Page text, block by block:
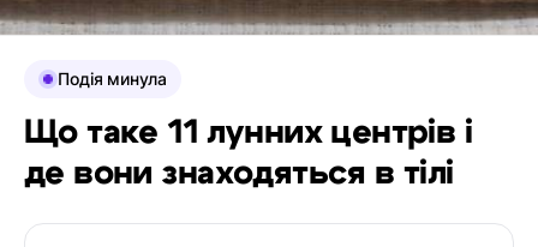
Подія минула
Що таке 11 лунних центрів і
де вони знаходяться в тілі